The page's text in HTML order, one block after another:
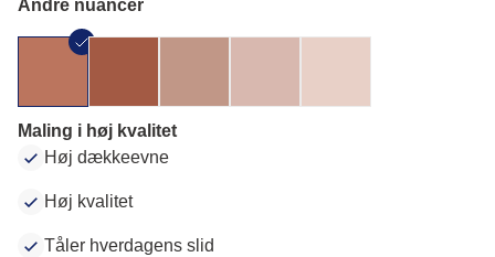
Andre nuancer
Maling i høj kvalitet
Høj dækkeevne
Høj kvalitet
Tåler hverdagens slid